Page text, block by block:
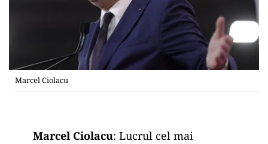
Marcel Ciolacu
Marcel Ciolacu: Lucrul cel mai